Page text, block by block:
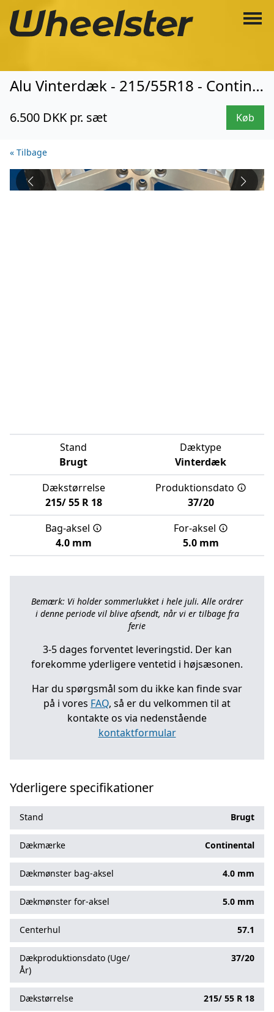
Alu Vinterdæk - 215/55R18 - Continental (3825)
6.500 DKK pr. sæt Køb
« Tilbage
Stand
Brugt
Dæktype
Vinterdæk
Dækstørrelse
215/ 55 R 18
Produktionsdato
37/20
Bag-aksel
4.0 mm
For-aksel
5.0 mm
Bemærk: Vi holder sommerlukket i hele juli. Alle ordrer
i denne periode vil blive afsendt, når vi er tilbage fra
ferie
3-5 dages forventet leveringstid. Der kan
forekomme yderligere ventetid i højsæsonen.
Har du spørgsmål som du ikke kan finde svar
på i vores FAQ, så er du velkommen til at
kontakte os via nedenstående
kontaktformular
Yderligere specifikationer
Stand Brugt
Dækmærke Continental
Dækmønster bag-aksel 4.0 mm
Dækmønster for-aksel 5.0 mm
Centerhul 57.1
Dækproduktionsdato (Uge/
År)
37/20
Dækstørrelse 215/ 55 R 18